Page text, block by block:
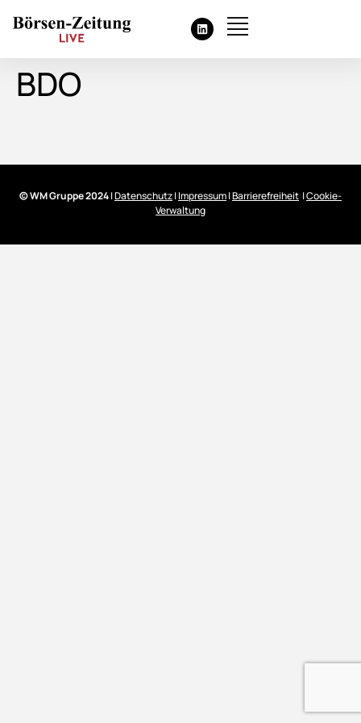
BDO
© WM Gruppe 2024|Datenschutz|Impressum|Barrierefreiheit |Cookie-
Verwaltung